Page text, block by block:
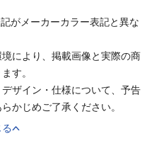
がメーカーカラー表記と異な
により、掲載画像と実際の商
す。
ザイン・仕様について、予告
かじめご了承ください。